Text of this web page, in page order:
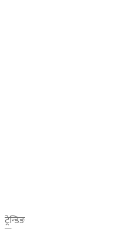
ट्रेन्डिङ